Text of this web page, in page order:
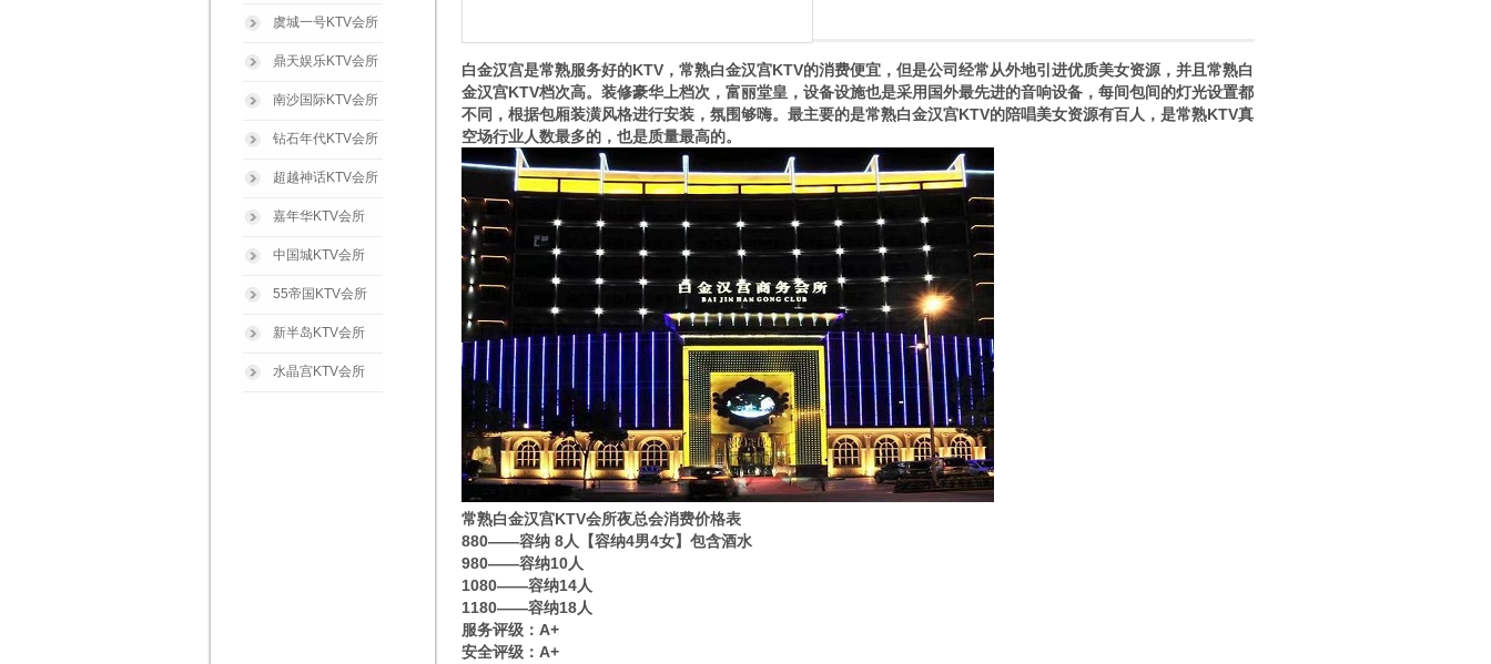
虞城一号KTV会所
鼎天娱乐KTV会所
南沙国际KTV会所
钻石年代KTV会所
超越神话KTV会所
嘉年华KTV会所
中国城KTV会所
55帝国KTV会所
新半岛KTV会所
水晶宫KTV会所
白金汉宫是常熟服务好的KTV，常熟白金汉宫KTV的消费便宜，但是公司经常从外地引进优质美女资源，并且常熟白
金汉宫KTV档次高。装修豪华上档次，富丽堂皇，设备设施也是采用国外最先进的音响设备，每间包间的灯光设置都
不同，根据包厢装潢风格进行安装，氛围够嗨。最主要的是常熟白金汉宫KTV的陪唱美女资源有百人，是常熟KTV真
空场行业人数最多的，也是质量最高的。
常熟白金汉宫KTV会所夜总会消费价格表
880——容纳 8人【容纳4男4女】包含酒水
980——容纳10人
1080——容纳14人
1180——容纳18人
服务评级：A+
安全评级：A+